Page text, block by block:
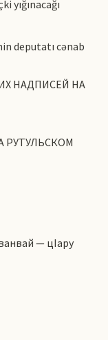
yığınacağı
deputatı cənab
НАДПИСЕЙ НА
РУТУЛЬСКОМ
— цIару